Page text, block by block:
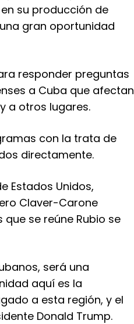
su producción de
gran oportunidad
responder preguntas
a Cuba que afectan
a otros lugares.
con la trata de
directamente.
Estados Unidos,
Claver-Carone
se reúne Rubio se
será una
aquí es la
a esta región, y el
Donald Trump.